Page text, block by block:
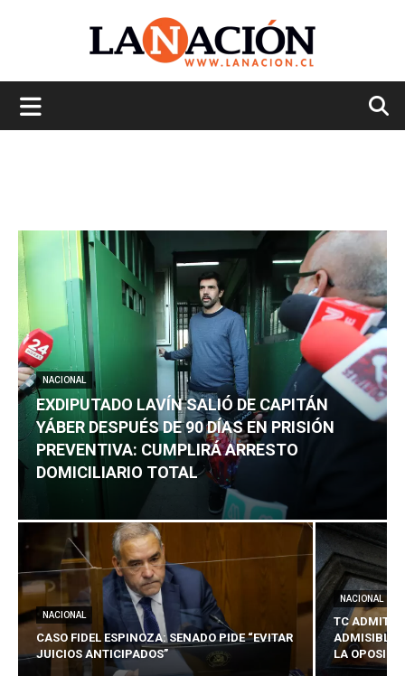
NACIONAL
EXDIPUTADO LAVÍN SALIÓ DE CAPITÁN
YÁBER DESPUÉS DE 90 DÍAS EN PRISIÓN
PREVENTIVA: CUMPLIRÁ ARRESTO
DOMICILIARIO TOTAL
NACIONAL
CASO FIDEL ESPINOZA: SENADO PIDE “EVITAR
JUICIOS ANTICIPADOS”
NACIONAL
TC ADMITE
ADMISIBLES
LA